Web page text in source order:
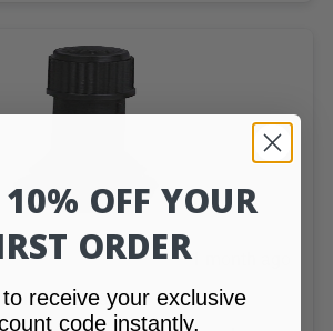
1 month ago
like original :-)
OFF YOUR
ORDER
receive your exclusive
code instantly.